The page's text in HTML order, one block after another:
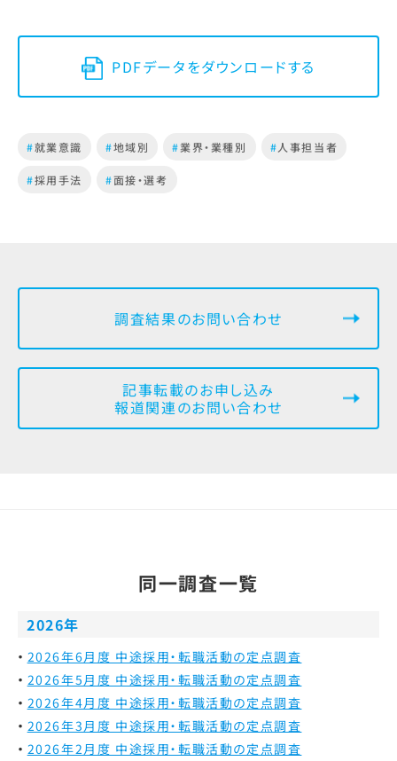
PDFデータをダウンロードする
#就業意識 #地域別 #業界・業種別 #人事担当者
#採用手法 #面接・選考
調査結果のお問い合わせ
記事転載のお申し込み
報道関連のお問い合わせ
同一調査一覧
2026年
2026年6月度 中途採用・転職活動の定点調査
2026年5月度 中途採用・転職活動の定点調査
2026年4月度 中途採用・転職活動の定点調査
2026年3月度 中途採用・転職活動の定点調査
2026年2月度 中途採用・転職活動の定点調査